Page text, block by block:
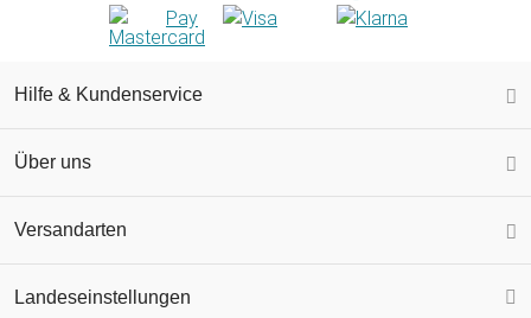
Hilfe & Kundenservice
Über uns
Versandarten
Landeseinstellungen